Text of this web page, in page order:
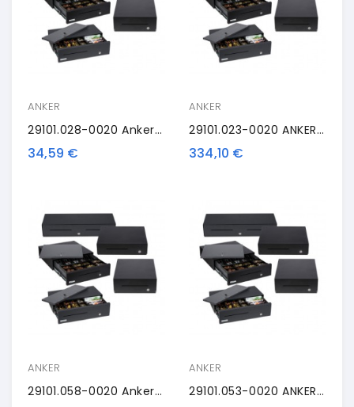
ANKER
29101.028-0020 Anker Lid, Identical Locks
34,59 €
ANKER
29101.023-0020 ANKER MDX32, Antracite
334,10 €
ANKER
29101.058-0020 Anker Lid, Identical Locks
ANKER
29101.053-0020 ANKER MDS45, Antracite